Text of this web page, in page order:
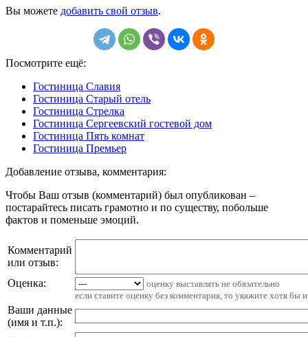
Вы можете добавить свой отзыв.
Посмотрите ещё:
Гостиница Славия
Гостиница Старый отель
Гостиница Стрелка
Гостиница Сергеевский гостевой дом
Гостиница Пять комнат
Гостиница Премьер
Добавление отзыва, комментария:
Чтобы Ваш отзыв (комментарий) был опубликован –
постарайтесь писать грамотно и по существу, побольше
фактов и поменьше эмоций.
Комментарий
или отзыв:
Оценка:
оценку выставлять не обязательно
если ставите оценку без комментария, то укажите хотя бы
Ваши данные
(имя и т.п.):